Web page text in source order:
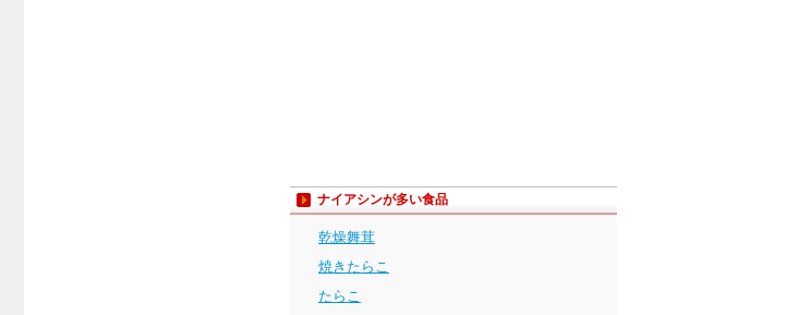
ナイアシンが多い食品
乾燥舞茸
焼きたらこ
たらこ